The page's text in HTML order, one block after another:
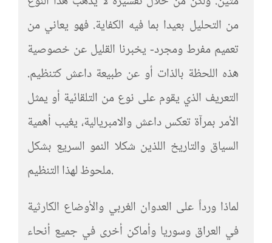
من التحليل بعيدا بما فيه الكفاية. فهو يعاني من
تعميم مفرط ومجرد- يخبرنا القليل عن خصوصية
هذه اللحظة بالذات أو عن طبيعة داعش كتنظيم.
التعريف الذي يقوم على نوع من التلقائية أو يمثل
الأمر بمرآة تعكس داعش والامبريالية، يغيب أهمية
السياق والتاريخ اللذين شكلا النمو السريع بشكل
ملحوظ لهذا التنظيم.
لماذا ورداً على العدوان الغربي والأوضاع الكارثية
في العراق وسوريا وأماكن أخرى في جميع أنحاء